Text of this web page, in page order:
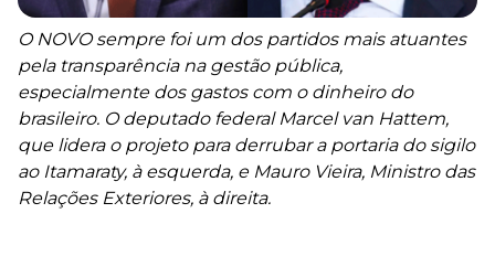
O NOVO sempre foi um dos partidos mais atuantes
pela transparência na gestão pública,
especialmente dos gastos com o dinheiro do
brasileiro. O deputado federal Marcel van Hattem,
que lidera o projeto para derrubar a portaria do sigilo
ao Itamaraty, à esquerda, e Mauro Vieira, Ministro das
Relações Exteriores, à direita.